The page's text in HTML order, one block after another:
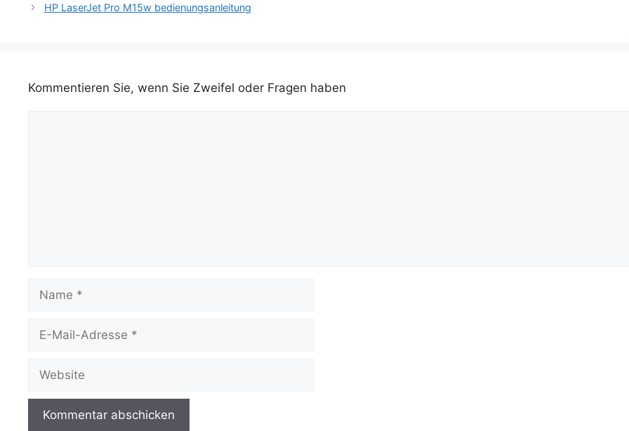
HP LaserJet Pro M15w bedienungsanleitung
Kommentieren Sie, wenn Sie Zweifel oder Fragen haben
Mail-